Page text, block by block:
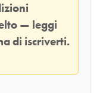
— leggi
di iscriverti.